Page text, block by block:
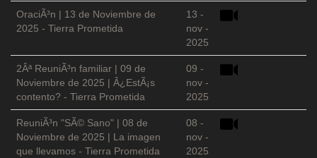
OraciÃ³n | 13 de Noviembre de
2025 - Tierra Prometida
13 -
nov -
2025
2Âª ReuniÃ³n familiar | 09 de
Noviembre de 2025 | Â¿EstÃ¡s
contento? - Tierra Prometida
09 -
nov -
2025
ReuniÃ³n "SÃ© Sano" | 08 de
Noviembre de 2025 | La imagen
que llevamos - Tierra Prometida
08 -
nov -
2025